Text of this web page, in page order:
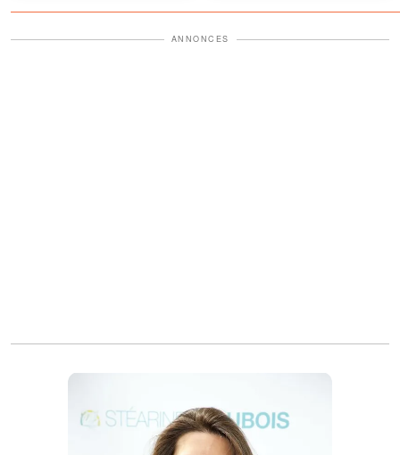
a 25 ans commencé à tourner
ANNONCES